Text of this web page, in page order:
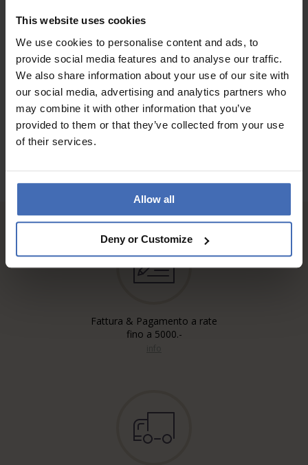
This website uses cookies
We use cookies to personalise content and ads, to
provide social media features and to analyse our traffic.
We also share information about your use of our site with
our social media, advertising and analytics partners who
may combine it with other information that you’ve
provided to them or that they’ve collected from your use
of their services.
Allow all
Deny or Customize
Ist empfehlenswert, da sie sich mit einfacher Bdienung
ALLE RECENSIONI
Fattura & Pagamento a rate
fino a 5000.-